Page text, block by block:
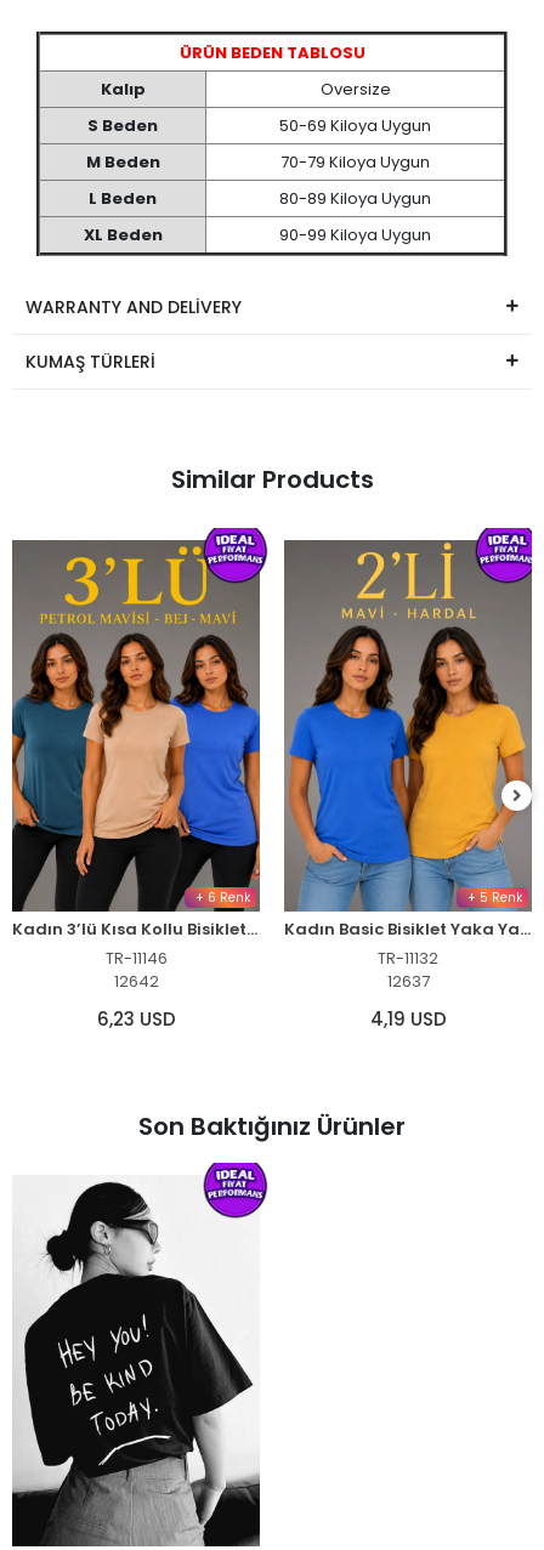
ÜRÜN BEDEN TABLOSU
Kalıp
Oversize
S Beden
50-69 Kiloya Uygun
M Beden
70-79 Kiloya Uygun
L Beden
80-89 Kiloya Uygun
XL Beden
90-99 Kiloya Uygun
WARRANTY AND DELİVERY
KUMAŞ TÜRLERİ
Similar Products
+ 6 Renk
Kadın 3’lü Kısa Kollu Bisiklet Yaka Basic Slim Fit T-Shirt -Petrol Mavisi - Bej - Mavi
TR-11146
12642
6,23 USD
+ 5 Renk
Kadın Basic Bisiklet Yaka Yazlık Slim fit T-Shirt - Mavi & Hardal Sarısı
TR-11132
12637
4,19 USD
Son Baktığınız Ürünler